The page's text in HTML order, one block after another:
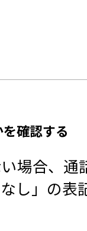
確認する
場合、
し」の